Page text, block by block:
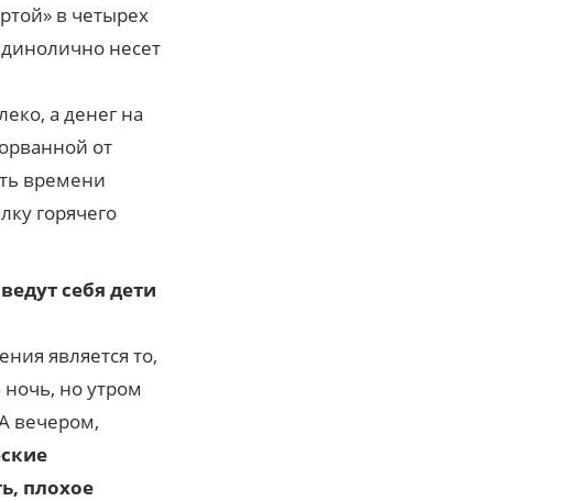
в четырех
несет
а денег на
от
времени
горячего
себя дети
является то,
но утром
вечером,
плохое